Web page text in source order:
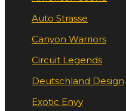
Auto Strasse
Canyon Warriors
Circuit Legends
Deutschland Design
Exotic Envy